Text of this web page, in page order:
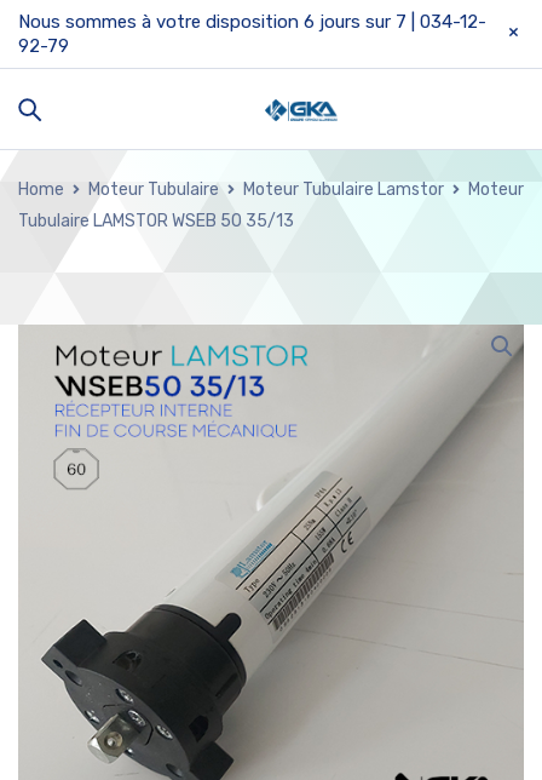
Nous sommes à votre disposition 6 jours sur 7 | 034-12-
92-79
Home Moteur Tubulaire Moteur Tubulaire Lamstor
Moteur
Tubulaire LAMSTOR WSEB 50 35/13